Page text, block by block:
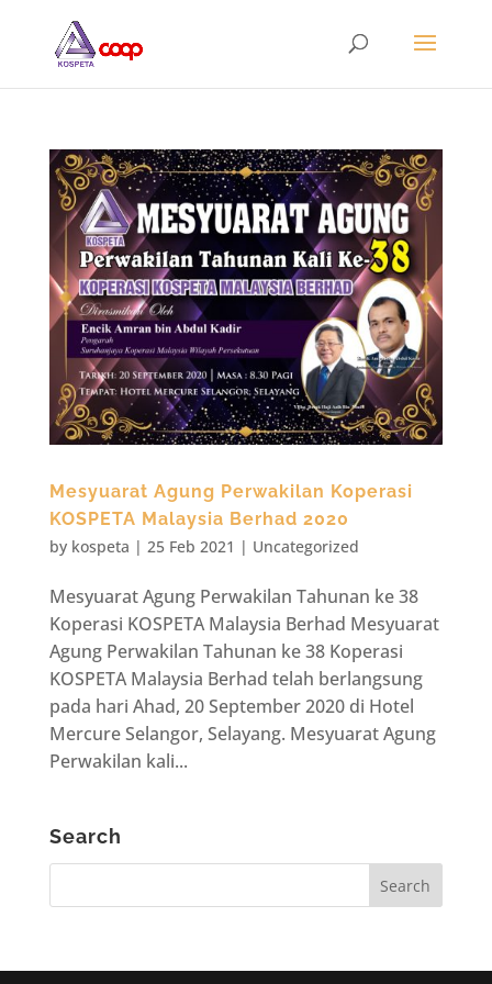
Mesyuarat Agung Perwakilan Koperasi
KOSPETA Malaysia Berhad 2020
by kospeta | 25 Feb 2021 | Uncategorized
Mesyuarat Agung Perwakilan Tahunan ke 38
Koperasi KOSPETA Malaysia Berhad Mesyuarat
Agung Perwakilan Tahunan ke 38 Koperasi
KOSPETA Malaysia Berhad telah berlangsung
pada hari Ahad, 20 September 2020 di Hotel
Mercure Selangor, Selayang. Mesyuarat Agung
Perwakilan kali...
Search